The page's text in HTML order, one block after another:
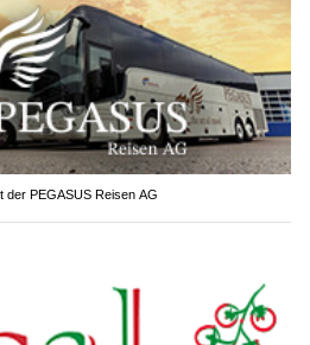
der PEGASUS Reisen AG